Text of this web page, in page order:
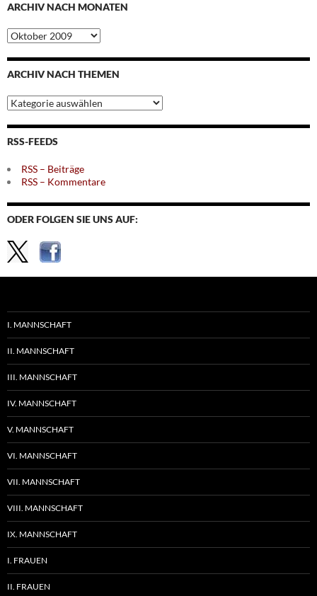
ARCHIV NACH MONATEN
Archiv
nach
Monaten
ARCHIV NACH THEMEN
Archiv
nach
Themen
RSS-FEEDS
RSS – Beiträge
RSS – Kommentare
ODER FOLGEN SIE UNS AUF:
I. MANNSCHAFT
II. MANNSCHAFT
III. MANNSCHAFT
IV. MANNSCHAFT
V. MANNSCHAFT
VI. MANNSCHAFT
VII. MANNSCHAFT
VIII. MANNSCHAFT
IX. MANNSCHAFT
I. FRAUEN
II. FRAUEN